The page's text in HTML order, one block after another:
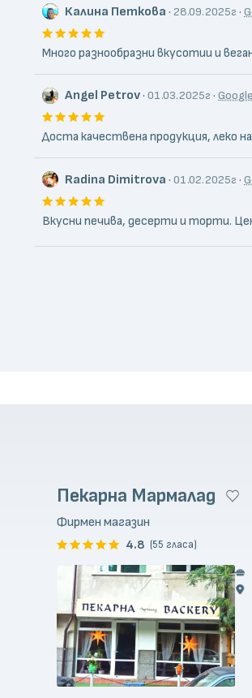
Калина Петкова · 28.09.2025г ·
Много разнообразни вкусотии и
Angel Petrov· 01.03.2025г · Google
Доста качествена продукция, леко
Radina Dimitrova · 01.02.2025г ·
Вкусни печива, десерти и торти.
Пекарна Мармалад
Фирмен магазин
4.8 (55 гласа)